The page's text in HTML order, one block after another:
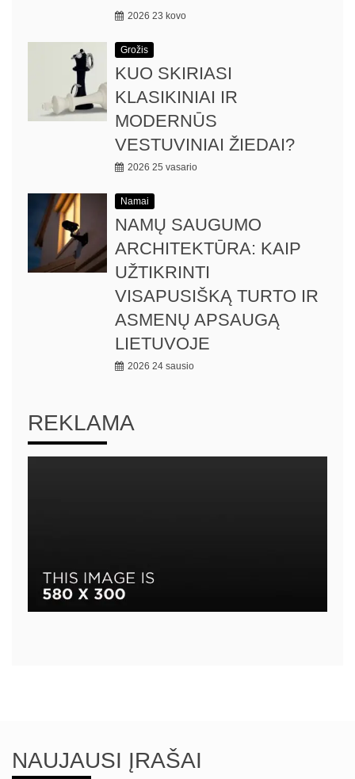
2026 23 kovo
Grožis
KUO SKIRIASI
KLASIKINIAI IR
MODERNŪS
VESTUVINIAI ŽIEDAI?
2026 25 vasario
Namai
NAMŲ SAUGUMO
ARCHITEKTŪRA: KAIP
UŽTIKRINTI
VISAPUSIŠKĄ TURTO IR
ASMENŲ APSAUGĄ
LIETUVOJE
2026 24 sausio
REKLAMA
NAUJAUSI ĮRAŠAI